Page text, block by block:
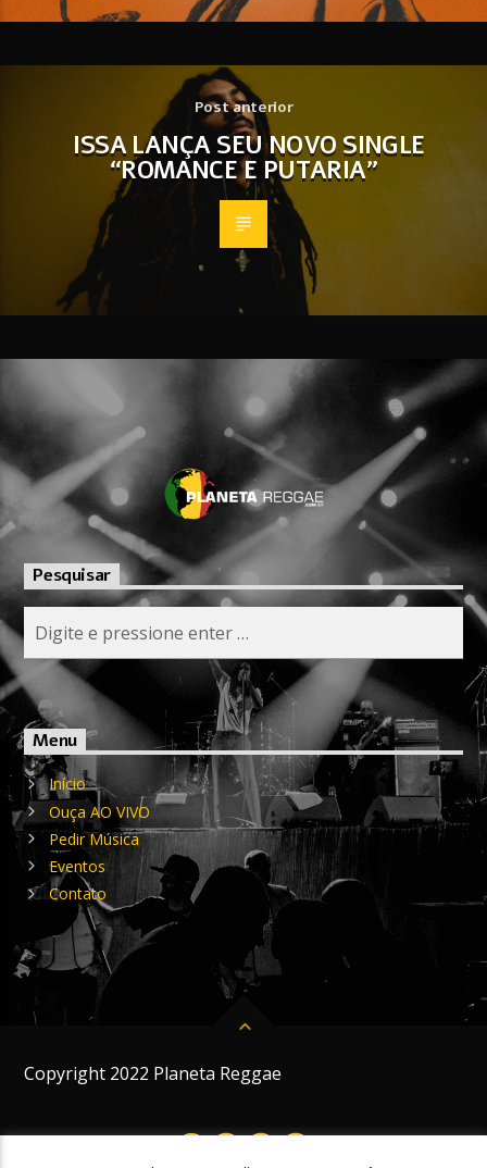
Post anterior
ISSA LANÇA SEU NOVO SINGLE
“ROMANCE E PUTARIA”
Pesquisar
Menu
Início
Ouça AO VIVO
Pedir Música
Eventos
Contato
Copyright 2022 Planeta Reggae